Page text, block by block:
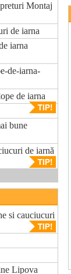
Montaj
de iarna
iarna
de-iarna-
de iarna
bune
de iarnă
si cauciucuri
Lipova